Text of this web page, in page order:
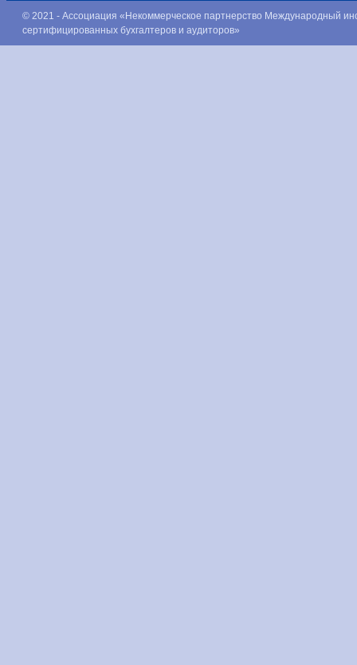
© 2021 - Ассоциация «Некоммерческое партнерство Международный
сертифицированных бухгалтеров и аудиторов»